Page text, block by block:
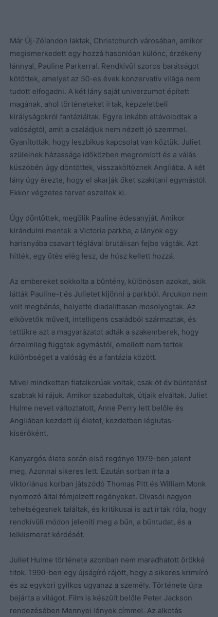
Már Új-Zélandon laktak, Christchurch városában, amikor
megismerkedett egy hozzá hasonlóan különc, érzékeny
lánnyal, Pauline Parkerral. Rendkívül szoros barátságot
kötöttek, amelyet az 50-es évek konzervatív világa nem
tudott elfogadni. A két lány saját univerzumot épített
magának, ahol történeteket írtak, képzeletbeli
királyságokról fantáziáltak. Egyre inkább eltávolodtak a
valóságtól, amit a családjuk nem nézett jó szemmel.
Gyanították. hogy leszbikus kapcsolat van köztük. Juliet
szüleinek házassága időközben megromlott és a válás
küszöbén úgy döntöttek, visszaköltöznek Angliába. A két
lány úgy érezte, hogy el akarják őket szakítani egymástól.
Ekkor végzetes tervet eszeltek ki.
Úgy döntöttek, megölik Pauline édesanyját. Amikor
kirándulni mentek a Victoria parkba, a lányok egy
harisnyába csavart téglával brutálisan fejbe vágták. Azt
hitték, egy ütés elég lesz, de húsz kellett hozzá.
Az embereket sokkolta a bűntény, különösen azokat, akik
látták Pauline-t és Julietet kijönni a parkból. Arcukon nem
volt megbánás, helyette diadalittasan mosolyogtak. Az
elkövetők művelt, intelligens családból származtak, és
tettükre azt a magyarázatot adták a szakemberek, hogy
érzelmileg függtek egymástól, emellett nem tettek
különbséget a valóság és a fantázia között.
Mivel mindketten fiatalkorúak voltak, csak öt év büntetést
szabtak ki rájuk. Amikor szabadultak, útjaik elváltak. Juliet
Hulme nevet változtatott, Anne Perry lett belőle és
Angliában kezdett új életet, kezdetben légiutas-
kísérőként.
Kanyargós élete során első regénye 1979-ben jelent
meg. Azonnal sikeres lett. Ezután sorban írta a
viktoriánus korban játszódó Thomas Pitt és William Monk
nyomozó által fémjelzett regényeket. Olvasói nagyon
tehetségesnek találtak, és kritikusai is azt írták róla, hogy
rendkívüli módon jeleníti meg a bűn, a bűntudat, és a
lelkiismeret kérdését.
Juliet Hulme története azonban nem maradhatott örökké
titok. 1990-ben egy újságíró rájött, hogy a sikeres krimiíró
és az egykori gyilkos ugyanaz a személy. Története újra
bejárta a világot. Film is készült belőle Peter Jackson
rendezésében Mennyei lények címmel. Az alkotás